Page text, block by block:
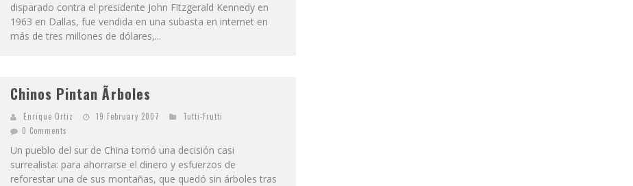
disparado contra el presidente John Fitzgerald Kennedy en
1963 en Dallas, fue vendida en una subasta en internet en
más de tres millones de dólares,...
Chinos Pintan Ãrboles
Enrique Ortiz 19 February 2007
Tutti-Frutti
0 Comments
Un pueblo del sur de China tomó una decisión casi
surrealista: para ahorrarse el dinero y esfuerzos de
reforestar una de sus montañas, que quedó sin árboles tras